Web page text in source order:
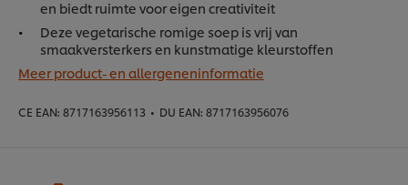
en biedt ruimte voor eigen creativiteit
Deze vegetarische romige soep is vrij van
smaakversterkers en kunstmatige kleurstoffen
Meer product- en allergeneninformatie
CE EAN: 8717163956113 • DU EAN: 8717163956076